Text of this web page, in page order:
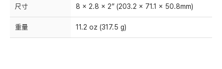
尺寸 8 x 2.8 x 2” (203.2 x 71.1 x 50.8mm)
重量 11.2 oz (317.5 g)